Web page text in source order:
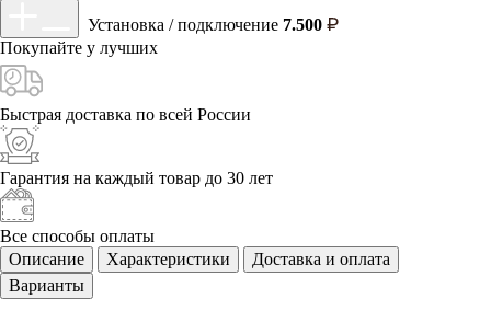
Установка / подключение 7.500
Покупайте у лучших
Быстрая доставка по всей России
Гарантия на каждый товар до 30 лет
Все способы оплаты
Описание
Характеристики
Доставка и оплата
Варианты